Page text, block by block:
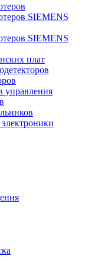
SIEMENS
SIEMENS
плат
управления